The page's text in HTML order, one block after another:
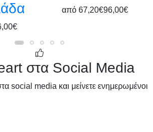
από 67,20€96,00€
στα Social Media
social media και μείνετε ενημερωμένοι